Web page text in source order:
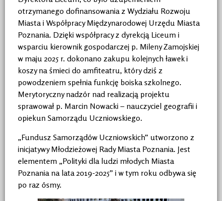
otrzymanego dofinansowania z Wydziału Rozwoju
Miasta i Współpracy Międzynarodowej Urzędu Miasta
Poznania. Dzięki współpracy z dyrekcją Liceum i
wsparciu kierownik gospodarczej p. Mileny Zamojskiej
w maju 2025 r. dokonano zakupu kolejnych ławek i
koszy na śmieci do amfiteatru, który dziś z
powodzeniem spełnia funkcję boiska szkolnego.
Merytoryczny nadzór nad realizacją projektu
sprawował p. Marcin Nowacki – nauczyciel geografii i
opiekun Samorządu Uczniowskiego.
„Fundusz Samorządów Uczniowskich” utworzono z
inicjatywy Młodzieżowej Rady Miasta Poznania. Jest
elementem „Polityki dla ludzi młodych Miasta
Poznania na lata 2019-2025” i w tym roku odbywa się
po raz ósmy.